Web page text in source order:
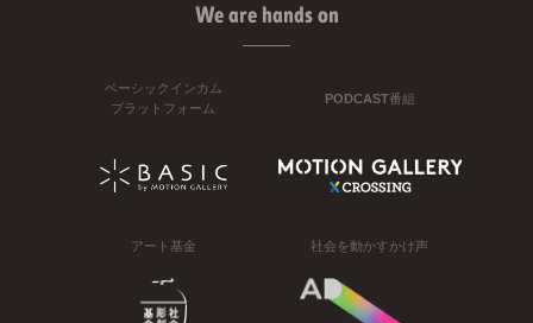
We are hands on
ベーシックインカム
プラットフォーム
PODCAST番組
アート基金 社会を動かすかけ声